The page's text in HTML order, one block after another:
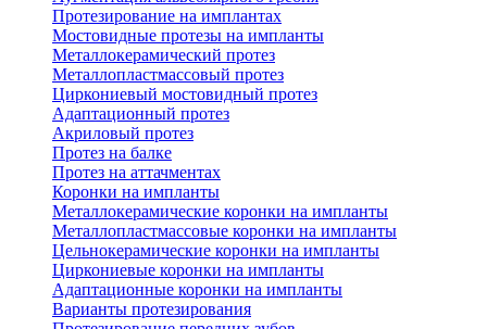
Протезирование на имплантах
Мостовидные протезы на импланты
Металлокерамический протез
Металлопластмассовый протез
Циркониевый мостовидный протез
Адаптационный протез
Акриловый протез
Протез на балке
Протез на аттачментах
Коронки на импланты
Металлокерамические коронки на импланты
Металлопластмассовые коронки на импланты
Цельнокерамические коронки на импланты
Циркониевые коронки на импланты
Адаптационные коронки на импланты
Варианты протезирования